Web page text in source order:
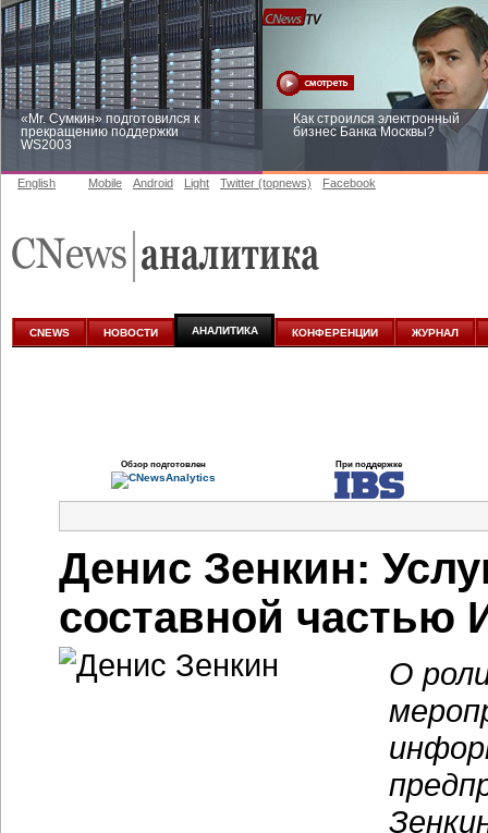
«Mr. Сумкин» подготовился к
прекращению поддержки
WS2003
Как строился электронный
бизнес Банка Москвы?
аналитике
English Mobile Android Light Twitter (topnews) Facebook
CNEWS НОВОСТИ АНАЛИТИКА КОНФЕРЕНЦИИ ЖУРНАЛ
Обзор подготовлен При поддержке
Денис Зенкин:
составной частью
О